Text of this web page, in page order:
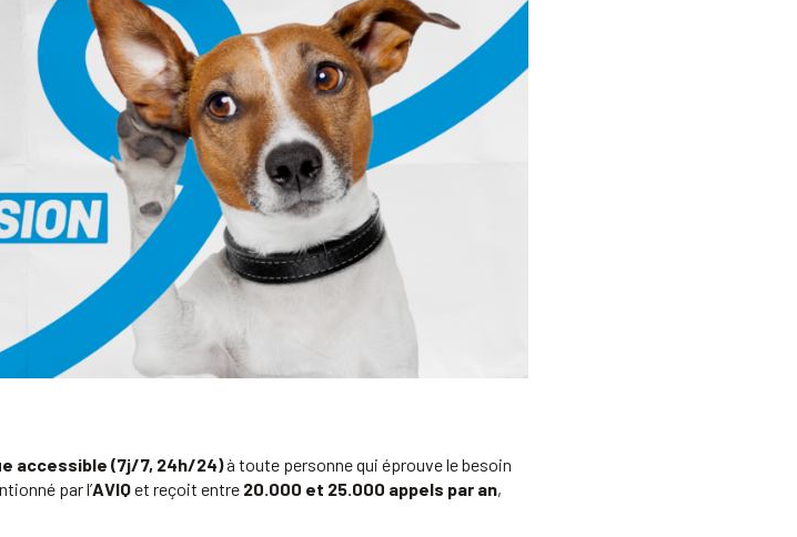
accessible (7j/7, 24h/24)à toute personne qui éprouve le besoin
par l’AVIQet reçoit entre 20.000 et 25.000 appels par an,